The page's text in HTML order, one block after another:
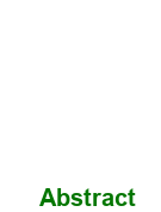
Abstract